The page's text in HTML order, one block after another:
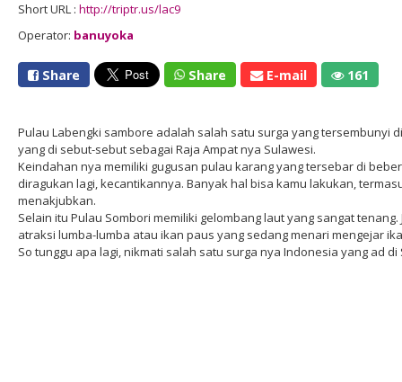
Short URL : http://triptr.us/lac9
Operator: banuyoka
Share Share E-mail 161
Pulau Labengki sambore adalah salah satu surga yang tersembunyi
yang di sebut-sebut sebagai Raja Ampat nya Sulawesi.
Keindahan nya memiliki gugusan pulau karang yang tersebar di
diragukan lagi, kecantikannya. Banyak hal bisa kamu lakukan,
menakjubkan.
Selain itu Pulau Sombori memiliki gelombang laut yang sangat
atraksi lumba-lumba atau ikan paus yang sedang menari mengejar
So tunggu apa lagi, nikmati salah satu surga nya Indonesia yang ad